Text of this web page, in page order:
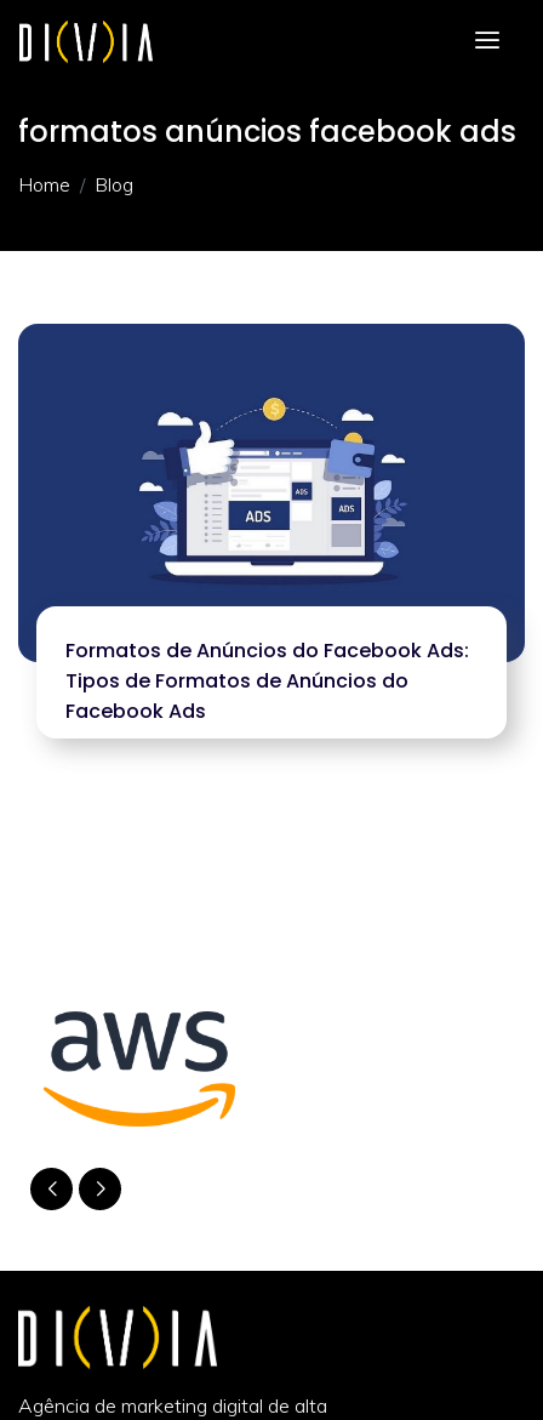
formatos anúncios facebook ads
Home Blog
Formatos de Anúncios do Facebook Ads:
Tipos de Formatos de Anúncios do
Facebook Ads
Agência de marketing digital de alta